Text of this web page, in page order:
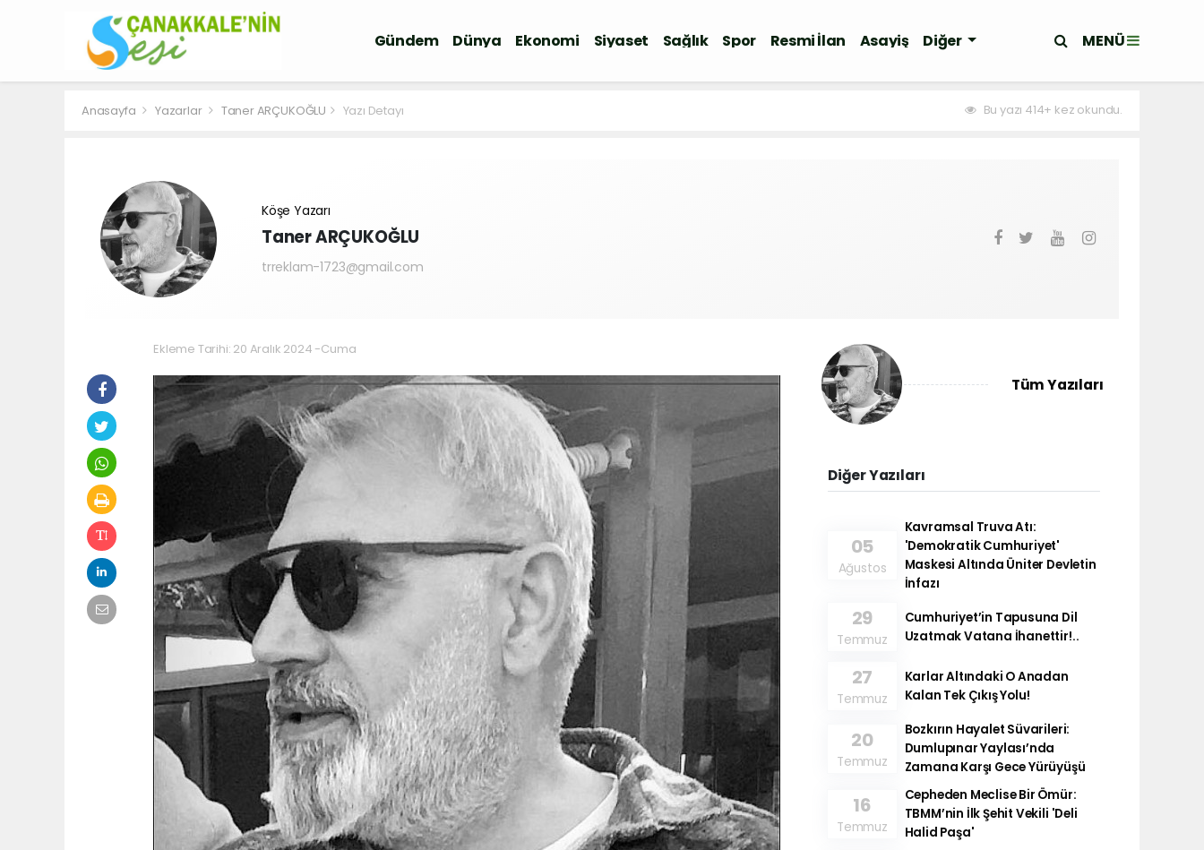
Gündem Dünya Ekonomi Siyaset Sağlık Spor Resmi İlan Asayiş Diğer MENÜ
Anasayfa Yazarlar Taner ARÇUKOĞLU Yazı Detayı Bu yazı 414+ kez okundu.
Köşe Yazarı
Taner ARÇUKOĞLU
trreklam-1723@gmail.com
Ekleme Tarihi: 20 Aralık 2024 -Cuma
Tüm Yazıları
Diğer Yazıları
05
Ağustos
Kavramsal Truva Atı:
'Demokratik Cumhuriyet'
Maskesi Altında Üniter Devletin
İnfazı
29
Temmuz
Cumhuriyet’in Tapusuna Dil
Uzatmak Vatana İhanettir!..
27
Temmuz
Karlar Altındaki O Anadan
Kalan Tek Çıkış Yolu!
20
Temmuz
Bozkırın Hayalet Süvarileri:
Dumlupınar Yaylası’nda
Zamana Karşı Gece Yürüyüşü
16
Temmuz
Cepheden Meclise Bir Ömür:
TBMM’nin İlk Şehit Vekili 'Deli
Halid Paşa'